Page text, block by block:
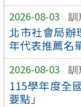
2026-08-03 訓
北市社會局辦
年代表推薦名
2026-08-03 訓
115學年度全
要點」